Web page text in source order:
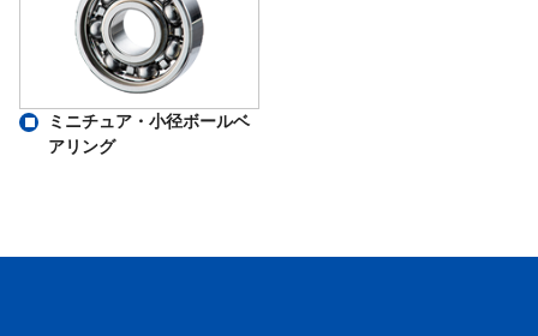
ミニチュア・小径ボールベ
アリング